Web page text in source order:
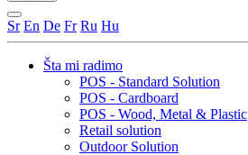
Sr En De Fr Ru Hu
Šta mi radimo
POS - Standard Solution
POS - Cardboard
POS - Wood, Metal & Plastic
Retail solution
Outdoor Solution